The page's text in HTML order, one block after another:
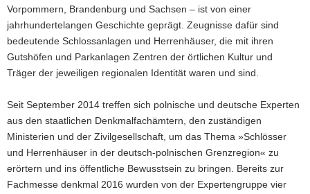
Vorpommern, Brandenburg und Sachsen – ist von einer
jahrhundertelangen Geschichte geprägt. Zeugnisse dafür sind
bedeutende Schlossanlagen und Herrenhäuser, die mit ihren
Gutshöfen und Parkanlagen Zentren der örtlichen Kultur und
Träger der jeweiligen regionalen Identität waren und sind.
Seit September 2014 treffen sich polnische und deutsche Experten
aus den staatlichen Denkmalfachämtern, den zuständigen
Ministerien und der Zivilgesellschaft, um das Thema »Schlösser
und Herrenhäuser in der deutsch-polnischen Grenzregion« zu
erörtern und ins öffentliche Bewusstsein zu bringen. Bereits zur
Fachmesse denkmal 2016 wurden von der Expertengruppe vier